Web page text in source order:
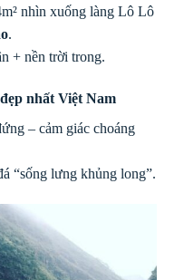
nhìn xuống làng Lô Lô
.
+ nền trời trong.
nhất Việt Nam
– cảm giác choáng
“sống lưng khủng long”.